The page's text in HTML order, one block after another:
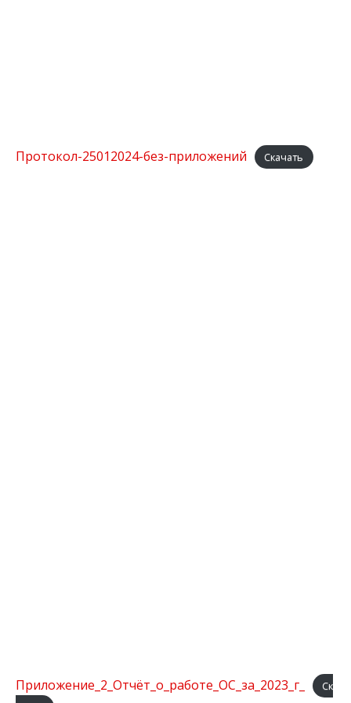
Протокол-25012024-без-приложений Скачать
Приложение_2_Отчёт_о_работе_ОС_за_2023_г_
Ск